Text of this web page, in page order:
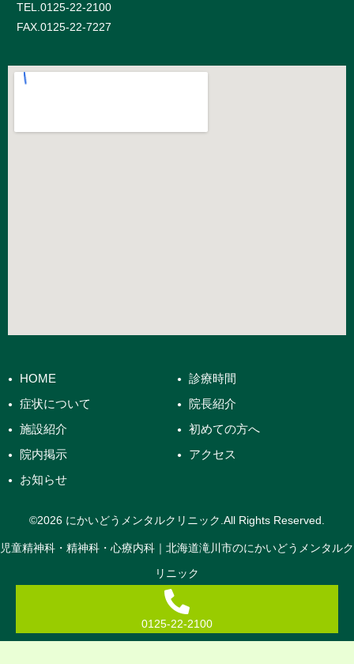
TEL.0125-22-2100
FAX.0125-22-7227
HOME
診療時間
症状について
院長紹介
施設紹介
初めての方へ
院内掲示
アクセス
お知らせ
©︎2026 にかいどうメンタルクリニック.All Rights Reserved.
児童精神科・精神科・心療内科｜北海道滝川市のにかいどうメンタルク
リニック
0125-22-2100